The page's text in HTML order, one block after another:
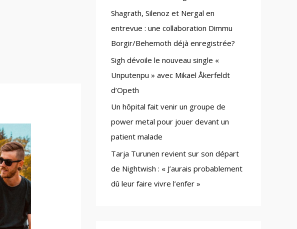
:Shagrath, Silenoz et Nergal en
entrevue : une collaboration Dimmu
Borgir/Behemoth déjà enregistrée?
Sigh dévoile le nouveau single «
Unputenpu » avec Mikael Åkerfeldt
d’Opeth
Un hôpital fait venir un groupe de
power metal pour jouer devant un
patient malade
Tarja Turunen revient sur son départ
de Nightwish : « J’aurais probablement
dû leur faire vivre l’enfer »